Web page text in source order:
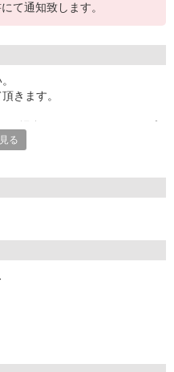
て通知致します。
きます。
る